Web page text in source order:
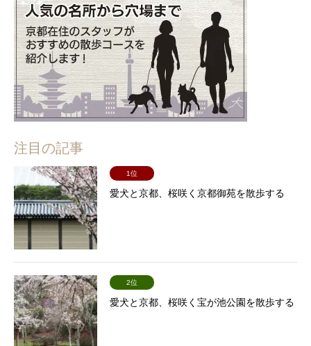
注目の記事
1位
愛犬と京都、桜咲く京都御苑を散歩する
2位
愛犬と京都、桜咲く宝が池公園を散歩する